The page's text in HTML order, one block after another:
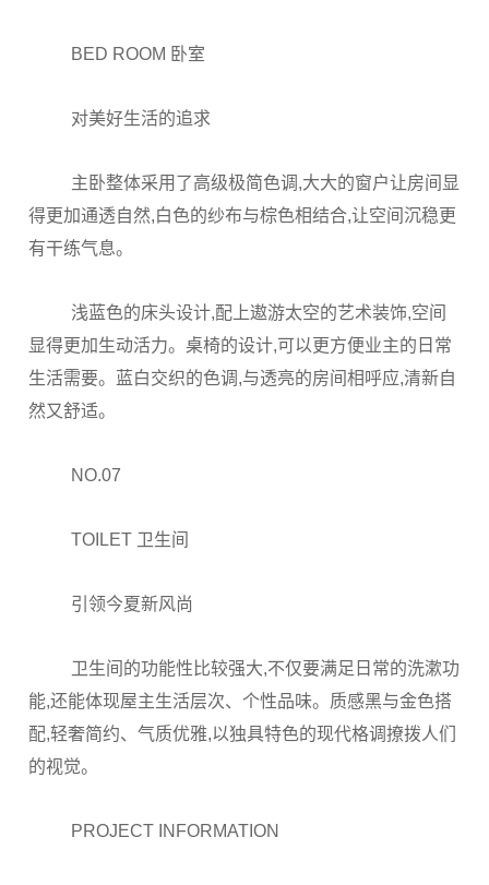
BED ROOM 卧室
对美好生活的追求
主卧整体采用了高级极简色调,大大的窗户让房间显
得更加通透自然,白色的纱布与棕色相结合,让空间沉稳更
有干练气息。
浅蓝色的床头设计,配上遨游太空的艺术装饰,空间
显得更加生动活力。桌椅的设计,可以更方便业主的日常
生活需要。蓝白交织的色调,与透亮的房间相呼应,清新自
然又舒适。
NO.07
TOILET 卫生间
引领今夏新风尚
卫生间的功能性比较强大,不仅要满足日常的洗漱功
能,还能体现屋主生活层次、个性品味。质感黑与金色搭
配,轻奢简约、气质优雅,以独具特色的现代格调撩拨人们
的视觉。
PROJECT INFORMATION